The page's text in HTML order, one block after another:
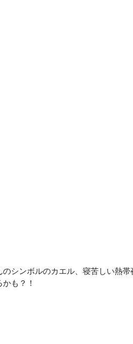
シンボルのカエル、寝苦しい熱
も？！